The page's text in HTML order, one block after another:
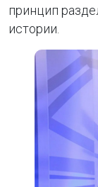
принцип
истории.